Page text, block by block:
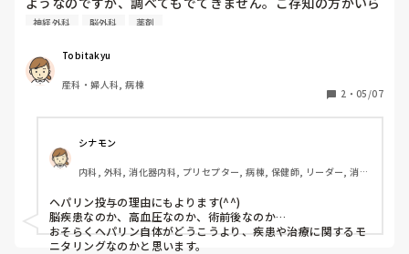
っしゃれば教えてください。
神経外科 脳外科 薬剤
Tobitakyu
産科・婦人科, 病棟
2 ・ 05/07
シナモン
内科, 外科, 消化器内科, プリセプター, 病棟, 保健師, リーダー, 消化
ヘパリン投与の理由にもよります(^^)
脳疾患なのか、高血圧なのか、術前後なのか…
おそらくヘパリン自体がどうこうより、疾患や治療に関するモ
ニタリングなのかと思います。